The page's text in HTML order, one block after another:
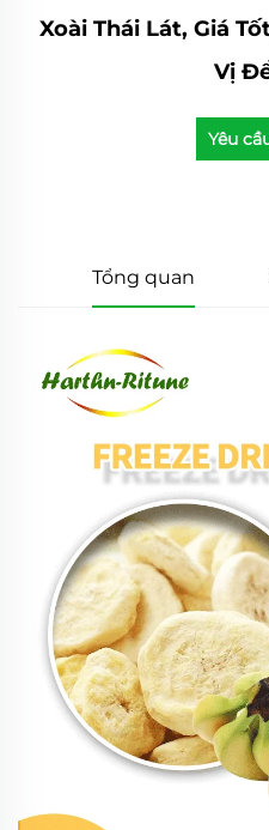
Xoài Thái Lát, Giá
Vị
Yêu
Tổng quan